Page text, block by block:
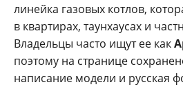
линейка газовых котлов,
в квартирах, таунхаусах и
Владельцы часто ищут ее как
поэтому на странице
написание модели и русская